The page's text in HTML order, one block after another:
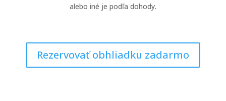
alebo iné je podľa dohody.
Rezervovať obhliadku zadarmo